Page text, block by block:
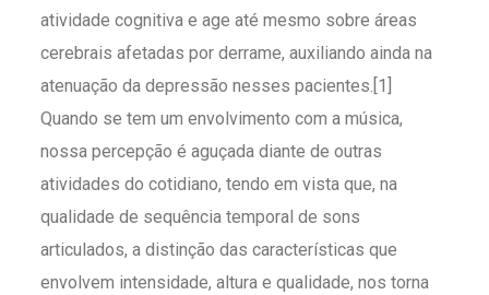
atividade cognitiva e age até mesmo sobre áreas
cerebrais afetadas por derrame, auxiliando ainda na
atenuação da depressão nesses pacientes.[1]
Quando se tem um envolvimento com a música,
nossa percepção é aguçada diante de outras
atividades do cotidiano, tendo em vista que, na
qualidade de sequência temporal de sons
articulados, a distinção das características que
envolvem intensidade, altura e qualidade, nos torna